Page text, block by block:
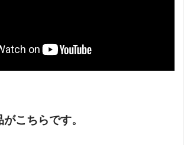
こちらです。